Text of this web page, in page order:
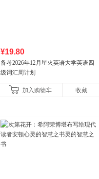
¥19.80
备考2026年12月星火英语大学英语四
级词汇周计划
加入购物车 收藏